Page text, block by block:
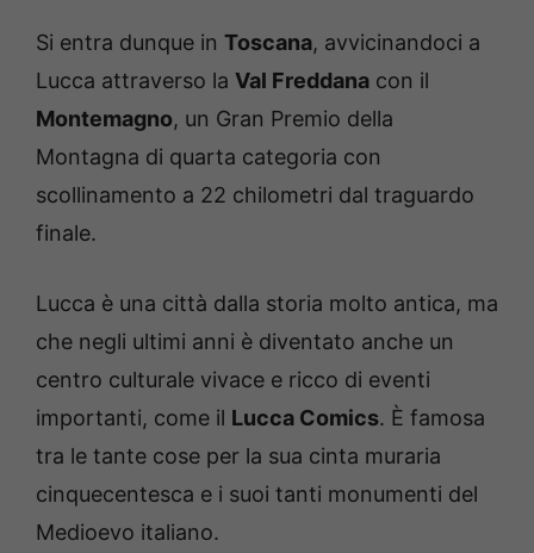
Si entra dunque in Toscana, avvicinandoci a
Lucca attraverso la Val Freddana con il
Montemagno, un Gran Premio della
Montagna di quarta categoria con
scollinamento a 22 chilometri dal traguardo
finale.
Lucca è una città dalla storia molto antica, ma
che negli ultimi anni è diventato anche un
centro culturale vivace e ricco di eventi
importanti, come il Lucca Comics. È famosa
tra le tante cose per la sua cinta muraria
cinquecentesca e i suoi tanti monumenti del
Medioevo italiano.